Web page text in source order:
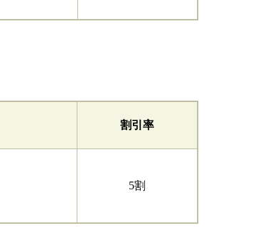
割引率
5割